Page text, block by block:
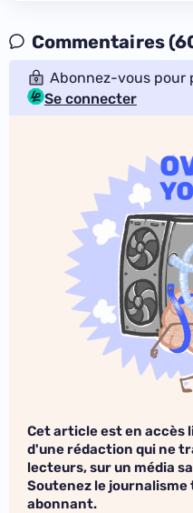
Commentaires
Abonnez-vous pour
Se connecter
Cet article est en accès
d'une rédaction qui ne
lecteurs, sur un média
Soutenez le journalisme
abonnant.